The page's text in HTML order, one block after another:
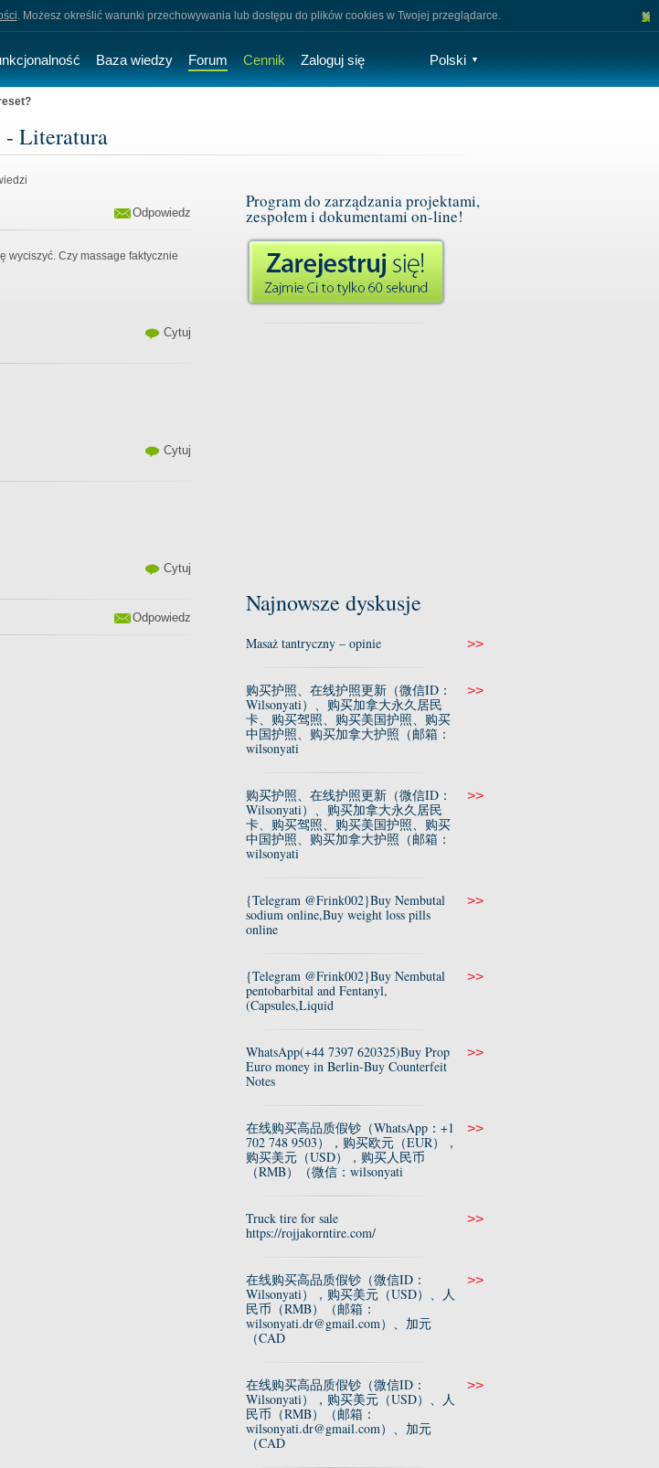
×
. Możesz określić warunki przechowywania lub dostępu do plików cookies w Twojej przeglądarce.
Baza wiedzy Forum Cennik Zaloguj się Polski ▼
- Literatura
Odpowiedz
wyciszyć. Czy massage faktycznie
Cytuj
Cytuj
Cytuj
Odpowiedz
Program do zarządzania projektami,
zespołem i dokumentami on-line!
Najnowsze dyskusje
Masaż tantryczny – opinie >>
购买护照、在线护照更新（微信ID：
Wilsonyati）、购买加拿大永久居民
卡、购买驾照、购买美国护照、购买
中国护照、购买加拿大护照（邮箱：
wilsonyati
>>
购买护照、在线护照更新（微信ID：
Wilsonyati）、购买加拿大永久居民
卡、购买驾照、购买美国护照、购买
中国护照、购买加拿大护照（邮箱：
wilsonyati
>>
{Telegram @Frink002}Buy Nembutal
sodium online,Buy weight loss pills
online
>>
{Telegram @Frink002}Buy Nembutal
pentobarbital and Fentanyl,
(Capsules,Liquid
>>
WhatsApp(+44 7397 620325)Buy Prop
Euro money in Berlin-Buy Counterfeit
Notes
>>
在线购买高品质假钞（WhatsApp：+1
702 748 9503），购买欧元（EUR），
购买美元（USD），购买人民币
（RMB）（微信：wilsonyati
>>
Truck tire for sale
https://rojjakorntire.com/
>>
在线购买高品质假钞（微信ID：
Wilsonyati），购买美元（USD）、人
民币（RMB）（邮箱：
wilsonyati.dr@gmail.com）、加元
（CAD
>>
在线购买高品质假钞（微信ID：
Wilsonyati），购买美元（USD）、人
民币（RMB）（邮箱：
wilsonyati.dr@gmail.com）、加元
（CAD
>>